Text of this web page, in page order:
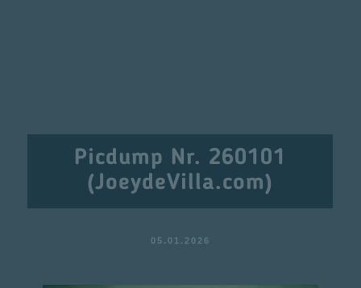
Picdump Nr. 260101
(JoeydeVilla.com)
05.01.2026